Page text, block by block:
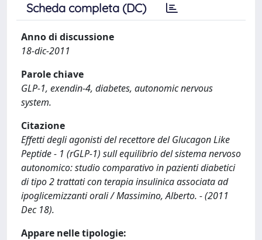
Scheda completa (DC)
Anno di discussione
18-dic-2011
Parole chiave
GLP-1, exendin-4, diabetes, autonomic nervous
system.
Citazione
Effetti degli agonisti del recettore del Glucagon Like
Peptide - 1 (rGLP-1) sull equilibrio del sistema nervoso
autonomico: studio comparativo in pazienti diabetici
di tipo 2 trattati con terapia insulinica associata ad
ipoglicemizzanti orali / Massimino, Alberto. - (2011
Dec 18).
Appare nelle tipologie: